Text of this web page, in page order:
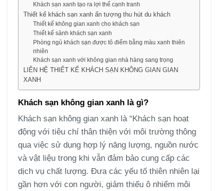
Khách sạn xanh tạo ra lợi thế cạnh tranh
Thiết kế khách sạn xanh ấn tượng thu hút du khách
Thiết kế không gian xanh cho khách sạn
Thiết kế sảnh khách sạn xanh
Phòng ngủ khách sạn được tô điểm bằng màu xanh thiên
nhiên
Khách sạn xanh với không gian nhà hàng sang trọng
LIÊN HỆ THIẾT KẾ KHÁCH SẠN KHÔNG GIAN GIAN
XANH
Khách sạn không gian xanh là gì?
Khách sạn không gian xanh là “Khách sạn hoạt
động với tiêu chí thân thiện với môi trường thông
qua việc sử dụng hợp lý năng lượng, nguồn nước
và vật liệu trong khi vẫn đảm bảo cung cấp các
dịch vụ chất lượng. Đưa các yếu tố thiên nhiên lại
gần hơn với con người, giảm thiểu ô nhiểm môi